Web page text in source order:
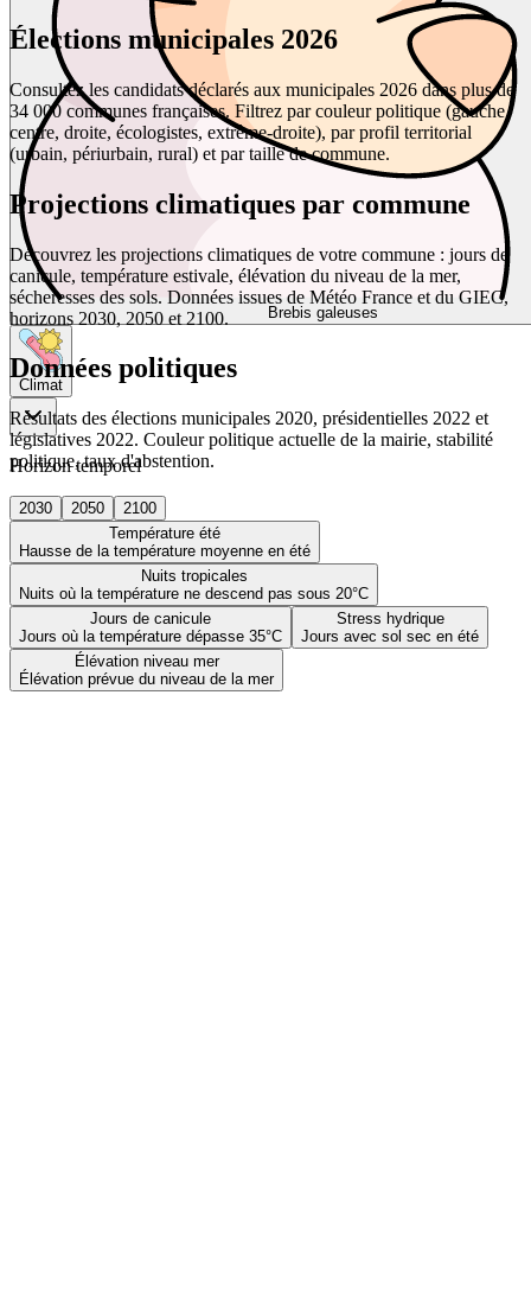
Brebis galeuses
Climat
Horizon temporel
2030 2050
2100
Température été
Hausse de la température moyenne en été
Nuits tropicales
Nuits où la température ne descend pas sous 20°C
Jours de canicule
Jours où la température dépasse 35°C
Stress hydrique
Jours avec sol sec en été
Élévation niveau mer
Élévation prévue du niveau de la mer
Élections municipales 2026
Consultez les candidats déclarés aux municipales 2026 dans plus de
34 000 communes françaises. Filtrez par couleur politique (gauche,
centre, droite, écologistes, extrême-droite), par profil territorial
(urbain, périurbain, rural) et par taille de commune.
Projections climatiques par commune
Découvrez les projections climatiques de votre commune : jours de
canicule, température estivale, élévation du niveau de la mer,
sécheresses des sols. Données issues de Météo France et du GIEC,
horizons 2030, 2050 et 2100.
Données politiques
Résultats des élections municipales 2020, présidentielles 2022 et
législatives 2022. Couleur politique actuelle de la mairie, stabilité
politique, taux d'abstention.